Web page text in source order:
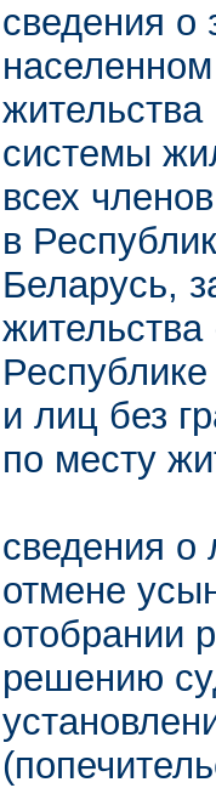
сведения
системы
всех
в
Беларусь,
и лиц без
по месту
сведения о
отмене
отобрании
решению